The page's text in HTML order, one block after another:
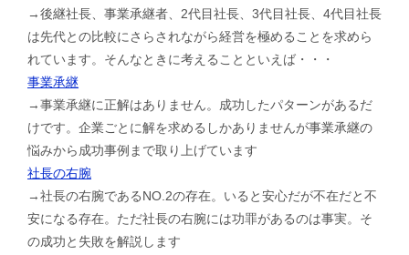
→後継社長、事業承継者、2代目社長、3代目社長、4代目社長
は先代との比較にさらされながら経営を極めることを求めら
れています。そんなときに考えることといえば・・・
事業承継
→事業承継に正解はありません。成功したパターンがあるだ
けです。企業ごとに解を求めるしかありませんが事業承継の
悩みから成功事例まで取り上げています
社長の右腕
→社長の右腕であるNO.2の存在。いると安心だが不在だと不
安になる存在。ただ社長の右腕には功罪があるのは事実。そ
の成功と失敗を解説します